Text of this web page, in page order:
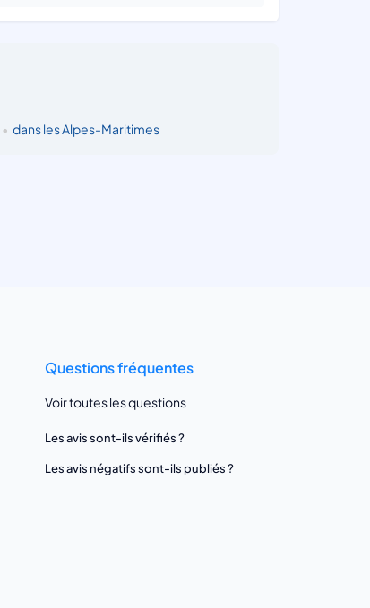
• dans les Alpes-Maritimes
Questions fréquentes
Voir toutes les questions
Les avis sont-ils vérifiés ?
Les avis négatifs sont-ils publiés ?